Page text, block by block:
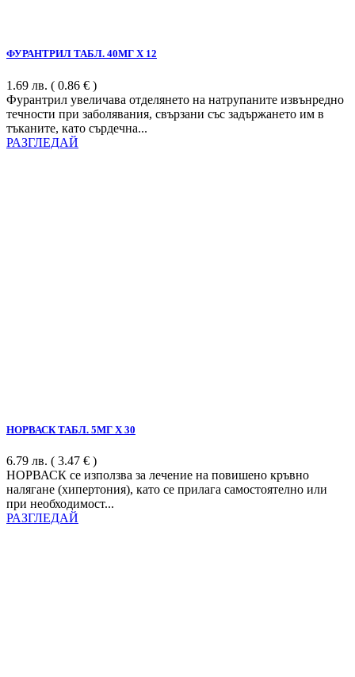
ФУРАНТРИЛ ТАБЛ. 40МГ Х 12
1.69 лв. ( 0.86 € )
Фурантрил увеличава отделянето на натрупаните извънредно
течности при заболявания, свързани със задържането им в
тъканите, като сърдечна...
РАЗГЛЕДАЙ
НОРВАСК ТАБЛ. 5МГ Х 30
6.79 лв. ( 3.47 € )
НОРВАСК се използва за лечение на повишено кръвно
налягане (хипертония), като се прилага самостоятелно или
при необходимост...
РАЗГЛЕДАЙ